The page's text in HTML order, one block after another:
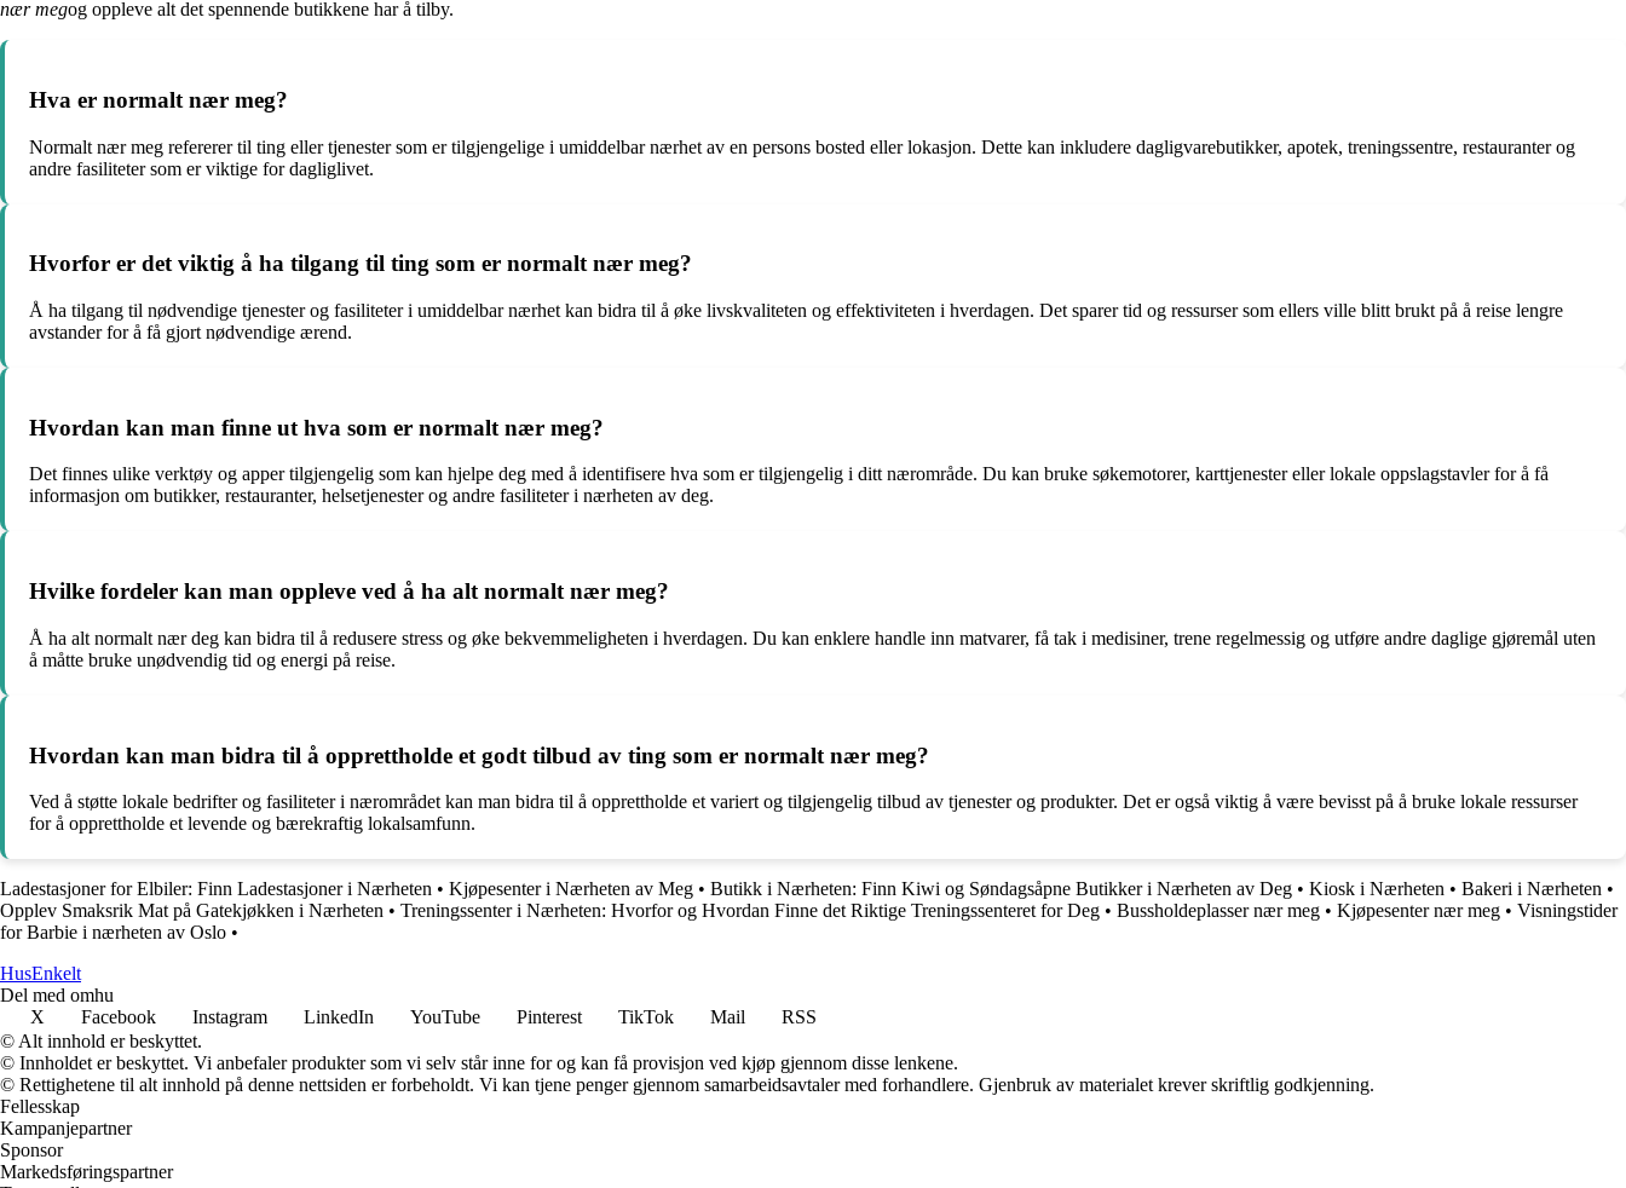
nær megog oppleve alt det spennende butikkene har å tilby.
Hva er normalt nær meg?
Normalt nær meg refererer til ting eller tjenester som er tilgjengelige i umiddelbar nærhet av en persons bosted eller lokasjon. Dette kan inkludere dagligvarebutikker, apotek, treningssentre, restauranter og
andre fasiliteter som er viktige for dagliglivet.
Hvorfor er det viktig å ha tilgang til ting som er normalt nær meg?
Å ha tilgang til nødvendige tjenester og fasiliteter i umiddelbar nærhet kan bidra til å øke livskvaliteten og effektiviteten i hverdagen. Det sparer tid og ressurser som ellers ville blitt brukt på å reise lengre
avstander for å få gjort nødvendige ærend.
Hvordan kan man finne ut hva som er normalt nær meg?
Det finnes ulike verktøy og apper tilgjengelig som kan hjelpe deg med å identifisere hva som er tilgjengelig i ditt nærområde. Du kan bruke søkemotorer, karttjenester eller lokale oppslagstavler for å få
informasjon om butikker, restauranter, helsetjenester og andre fasiliteter i nærheten av deg.
Hvilke fordeler kan man oppleve ved å ha alt normalt nær meg?
Å ha alt normalt nær deg kan bidra til å redusere stress og øke bekvemmeligheten i hverdagen. Du kan enklere handle inn matvarer, få tak i medisiner, trene regelmessig og utføre andre daglige gjøremål uten
å måtte bruke unødvendig tid og energi på reise.
Hvordan kan man bidra til å opprettholde et godt tilbud av ting som er normalt nær meg?
Ved å støtte lokale bedrifter og fasiliteter i nærområdet kan man bidra til å opprettholde et variert og tilgjengelig tilbud av tjenester og produkter. Det er også viktig å være bevisst på å bruke lokale ressurser
for å opprettholde et levende og bærekraftig lokalsamfunn.
Ladestasjoner for Elbiler: Finn Ladestasjoner i Nærheten • Kjøpesenter i Nærheten av Meg • Butikk i Nærheten: Finn Kiwi og Søndagsåpne Butikker i Nærheten av Deg • Kiosk i Nærheten • Bakeri i Nærheten •
Opplev Smaksrik Mat på Gatekjøkken i Nærheten • Treningssenter i Nærheten: Hvorfor og Hvordan Finne det Riktige Treningssenteret for Deg • Bussholdeplasser nær meg • Kjøpesenter nær meg • Visningstider
for Barbie i nærheten av Oslo •
HusEnkelt
Del med omhu
X
Facebook Instagram LinkedIn YouTube Pinterest TikTok Mail
RSS
© Alt innhold er beskyttet.
© Innholdet er beskyttet. Vi anbefaler produkter som vi selv står inne for og kan få provisjon ved kjøp gjennom disse lenkene.
© Rettighetene til alt innhold på denne nettsiden er forbeholdt. Vi kan tjene penger gjennom samarbeidsavtaler med forhandlere. Gjenbruk av materialet krever skriftlig godkjenning.
Fellesskap
Kampanjepartner
Sponsor
Markedsføringspartner